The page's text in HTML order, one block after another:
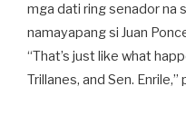
mga dati ring senador na
namayapang si Juan
“That’s just like what
Trillanes, and Sen.